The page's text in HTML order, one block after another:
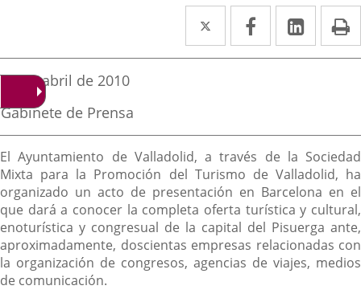
Twitter
Enlace
a
externa.
Facebook
Enlace
a
externa.
Enlace
a
Fecha
la
noticia
21 de abril de 2010
Fuente
la
noticia
Gabinete de Prensa
Descripción
El Ayuntamiento de Valladolid, a través de la Sociedad
Mixta para la Promoción del Turismo de Valladolid, ha
organizado un acto de presentación en Barcelona en el
que dará a conocer la completa oferta turística y cultural,
enoturística y congresual de la capital del Pisuerga ante,
aproximadamente, doscientas empresas relacionadas con
la organización de congresos, agencias de viajes, medios
de comunicación.